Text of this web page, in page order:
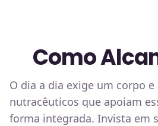
Como
O dia a dia exige um corpo
nutracêuticos que apoiam
forma integrada. Invista em